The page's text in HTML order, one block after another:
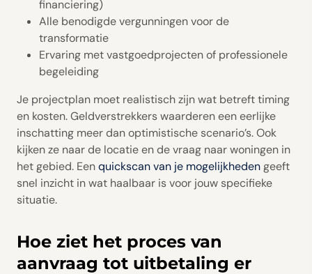
financiering)
Alle benodigde vergunningen voor de
transformatie
Ervaring met vastgoedprojecten of professionele
begeleiding
Je projectplan moet realistisch zijn wat betreft timing
en kosten. Geldverstrekkers waarderen een eerlijke
inschatting meer dan optimistische scenario’s. Ook
kijken ze naar de locatie en de vraag naar woningen in
het gebied. Eenquickscan van je mogelijkhedengeeft
snel inzicht in wat haalbaar is voor jouw specifieke
situatie.
Hoe ziet het proces van
aanvraag tot uitbetaling er